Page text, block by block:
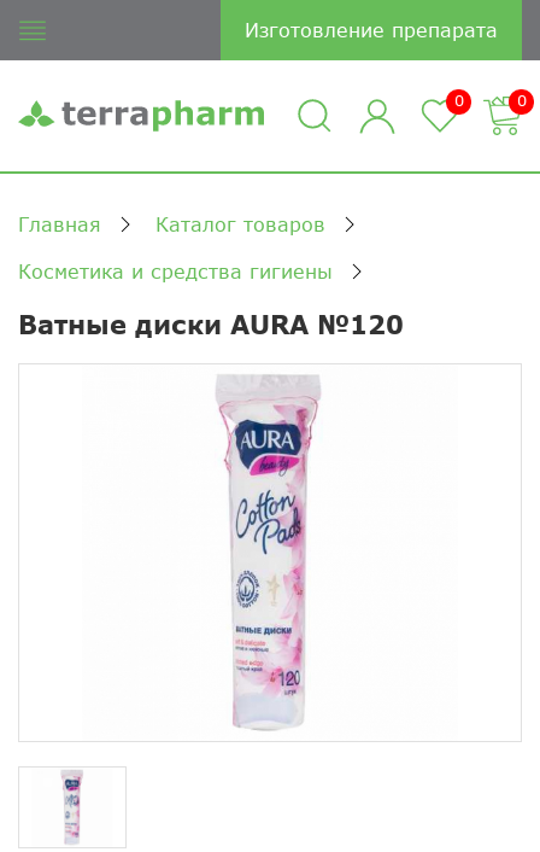
Изготовление препарата
0 0
Главная Каталог товаров
Косметика и средства гигиены
Ватные диски AURA №120